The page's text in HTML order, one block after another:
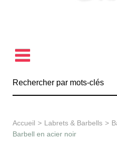
Découvrir la collection
Accueil > Labrets & Barbells >
Barbell en acier noir